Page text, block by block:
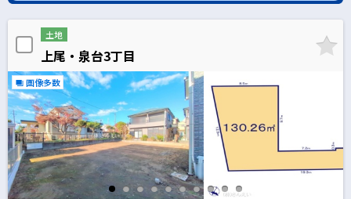
土地
上尾・泉台3丁目
画像多数